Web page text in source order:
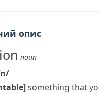
опис
noun
something that